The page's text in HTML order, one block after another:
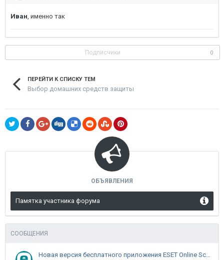
Иван, именно так
Подписчики 0
ПЕРЕЙТИ К СПИСКУ ТЕМ
Выбор домашних средств защиты
ОБЪЯВЛЕНИЯ
Памятка участника форума
СООБЩЕНИЯ
Новая версия бесплатного приложения ESET Online Scanner доступна пользователям